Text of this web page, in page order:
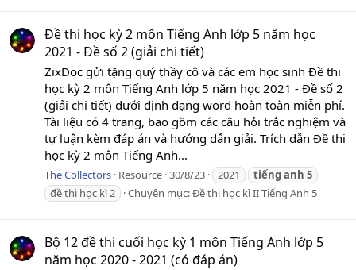
Đề thi học kỳ 2 môn Tiếng Anh lớp 5 năm học
2021 - Đề số 2 (giải chi tiết)
ZixDoc gửi tặng quý thầy cô và các em học sinh Đề thi
học kỳ 2 môn Tiếng Anh lớp 5 năm học 2021 - Đề số 2
(giải chi tiết) dưới định dạng word hoàn toàn miễn phí.
Tài liệu có 4 trang, bao gồm các câu hỏi trắc nghiệm và
tự luận kèm đáp án và hướng dẫn giải. Trích dẫn Đề thi
học kỳ 2 môn Tiếng Anh...
The Collectors Resource 30/8/23 2021 tiếnganh 5
đề thi học kì 2
Chuyên mục:Đề thi học kì II Tiếng Anh 5
Bộ 12 đề thi cuối học kỳ 1 môn Tiếng Anh lớp 5
năm học 2020 - 2021 (có đáp án)